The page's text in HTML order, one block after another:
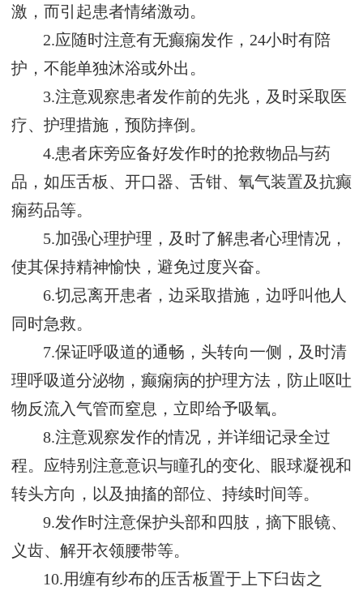
激，而引起患者情绪激动。
2.应随时注意有无癫痫发作，24小时有陪
护，不能单独沐浴或外出。
3.注意观察患者发作前的先兆，及时采取医
疗、护理措施，预防摔倒。
4.患者床旁应备好发作时的抢救物品与药
品，如压舌板、开口器、舌钳、氧气装置及抗癫
痫药品等。
5.加强心理护理，及时了解患者心理情况，
使其保持精神愉快，避免过度兴奋。
6.切忌离开患者，边采取措施，边呼叫他人
同时急救。
7.保证呼吸道的通畅，头转向一侧，及时清
理呼吸道分泌物，癫痫病的护理方法，防止呕吐
物反流入气管而窒息，立即给予吸氧。
8.注意观察发作的情况，并详细记录全过
程。应特别注意意识与瞳孔的变化、眼球凝视和
转头方向，以及抽搐的部位、持续时间等。
9.发作时注意保护头部和四肢，摘下眼镜、
义齿、解开衣领腰带等。
10.用缠有纱布的压舌板置于上下臼齿之